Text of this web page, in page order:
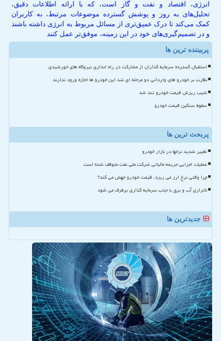
انرژی، اقتصاد و نفت و گاز است، که با ارائه اطلاعات دقیق،
تحلیل‌های به روز و پوشش گسترده موضوعات مرتبط، به کاربران
کمک می‌کند تا درک عمیق‌تری از مسائل مربوط به انرژی داشته باشند
و در تصمیم‌گیری‌های خود در این زمینه، موفق‌تر عمل کنند
پربیننده ترین ها
استقبال گسترده سرمایه گذاران از مشارکت در راه اندازی نیروگاه های خورشیدی
نظارت بر خودرو های وارداتی دو مرحله ای شد این خودرو ها اجازه ورود ندارند
شیب ریزش قیمت خودرو تند شد
سقوط سنگین قیمت خودرو
پربحث ترین ها
تغییر شدید نرخها در بازار خودرو
عملیات اجرایی جریمه مالیاتی شرکت ملی نفت متوقف شده است
چرا وقتی نرخ ارز می ریزد، قیمت خودرو جهش می کند؟
ناترازی آب و برق با جذب سرمایه گذاری برطرف می شود
جدیدترین ها